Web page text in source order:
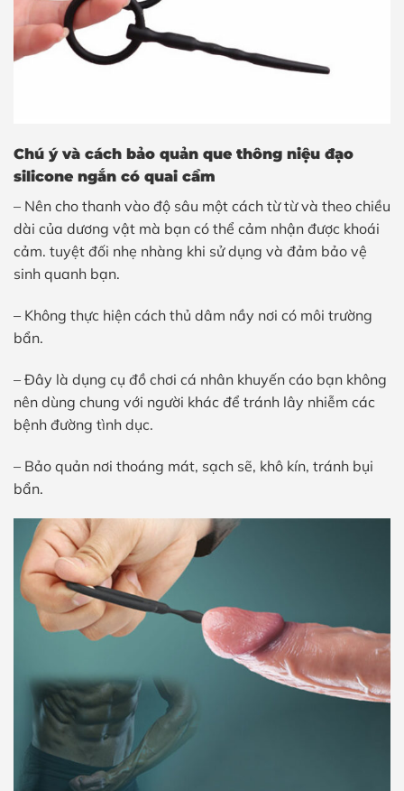
Chú ý và cách bảo quản que thông niệu đạo
silicone ngắn có quai cầm
– Nên cho thanh vào độ sâu một cách từ từ và theo chiều
dài của dương vật mà bạn có thể cảm nhận được khoái
cảm. tuyệt đối nhẹ nhàng khi sử dụng và đảm bảo vệ
sinh quanh bạn.
– Không thực hiện cách thủ dâm nầy nơi có môi trường
bẩn.
– Đây là dụng cụ đồ chơi cá nhân khuyến cáo bạn không
nên dùng chung với người khác để tránh lây nhiễm các
bệnh đường tình dục.
– Bảo quản nơi thoáng mát, sạch sẽ, khô kín, tránh bụi
bẩn.